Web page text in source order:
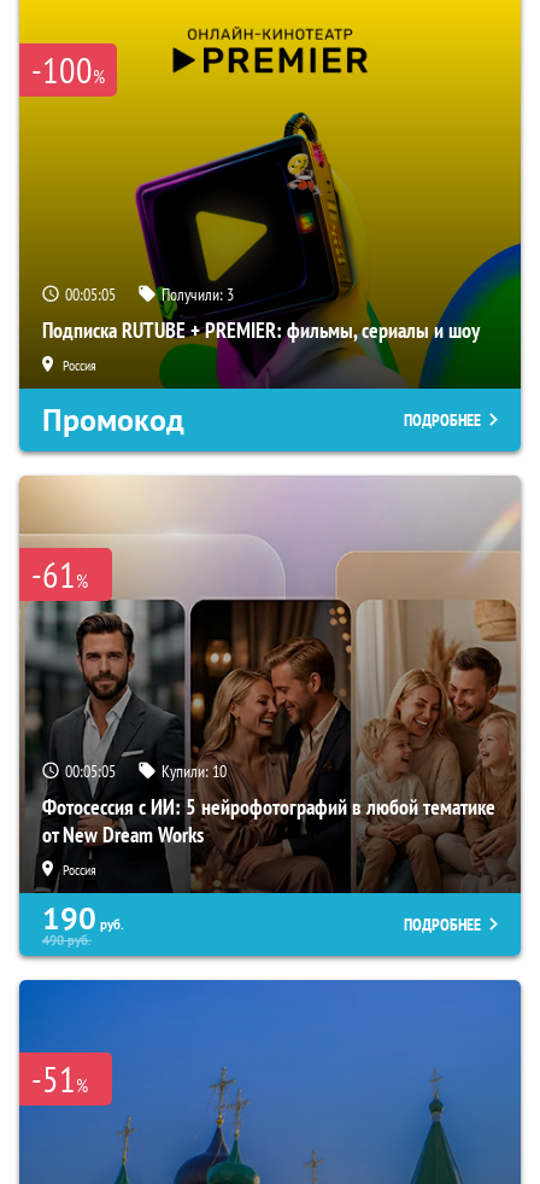
-100%
00:05:04 Получили: 3
Подписка RUTUBE + PREMIER: фильмы, сериалы и шоу
Россия
Промокод ПОДРОБНЕЕ
-61%
00:05:04 Купили:10
Фотосессия с ИИ: 5 нейрофотографий в любой тематике
от New Dream Works
Россия
190 руб.
490руб.
ПОДРОБНЕЕ
-51%